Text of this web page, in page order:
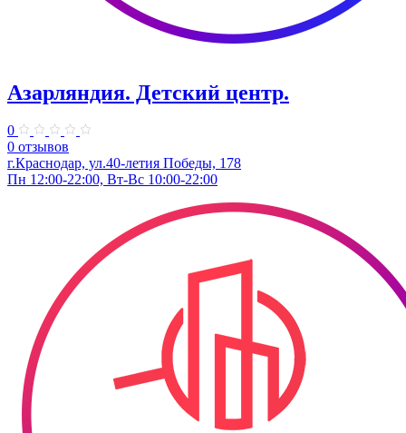
Азарляндия. ​Детский центр.
0
0 отзывов
г.Краснодар, ул.40-летия Победы, 178
Пн 12:00-22:00, Вт-Вс 10:00-22:00